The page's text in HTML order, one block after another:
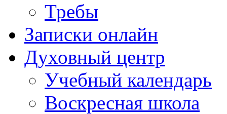
Требы
Записки онлайн
Духовный центр
Учебный календарь
Воскресная школа